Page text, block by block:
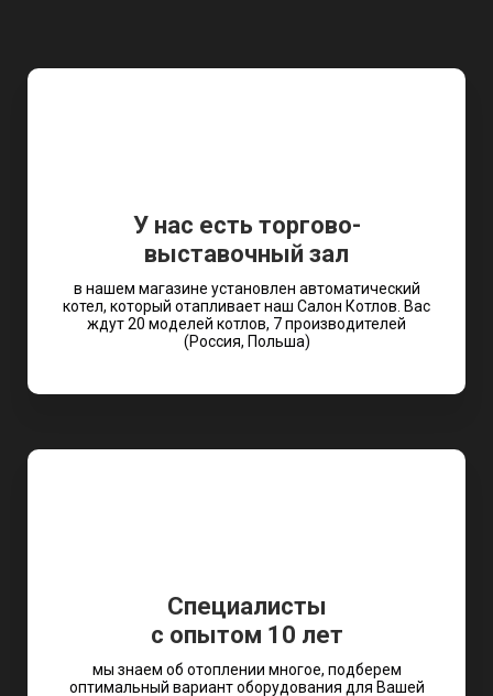
У нас есть торгово-
выставочный зал
в нашем магазине установлен автоматический
котел, который отапливает наш Салон Котлов. Вас
ждут 20 моделей котлов, 7 производителей
(Россия, Польша)
Специалисты
с опытом 10 лет
мы знаем об отоплении многое, подберем
оптимальный вариант оборудования для Вашей